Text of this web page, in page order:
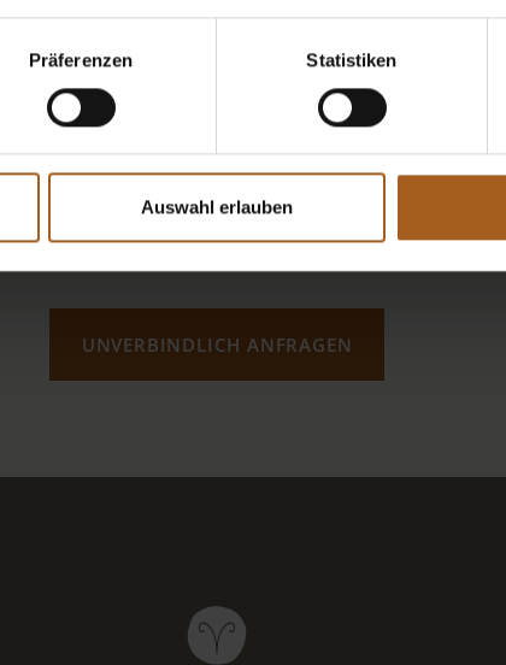
Präferenzen Statistiken
Auswahl erlauben
UNVERBINDLICH ANFRAGEN